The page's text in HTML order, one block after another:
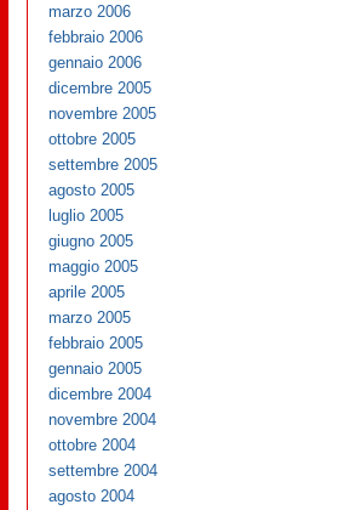
marzo 2006
febbraio 2006
gennaio 2006
dicembre 2005
novembre 2005
ottobre 2005
settembre 2005
agosto 2005
luglio 2005
giugno 2005
maggio 2005
aprile 2005
marzo 2005
febbraio 2005
gennaio 2005
dicembre 2004
novembre 2004
ottobre 2004
settembre 2004
agosto 2004